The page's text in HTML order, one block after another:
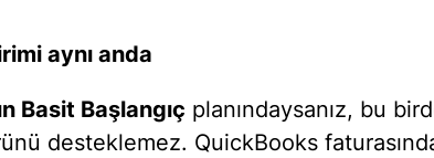
aynı anda
Basit Başlangıç planındaysanız, bu
desteklemez. QuickBooks